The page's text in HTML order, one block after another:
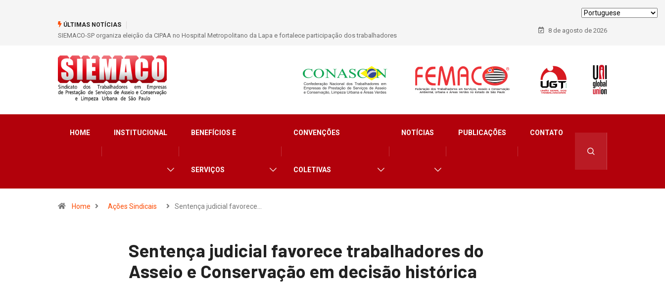
ÚLTIMAS NOTÍCIAS
SIEMACO-SP organiza eleição da CIPAA no Hospital Metropolitano da Lapa e fortalece participação dos trabalhadores
8 de agosto de 2026
HOME INSTITUCIONAL BENEFÍCIOS E
SERVIÇOS
CONVENÇÕES
COLETIVAS
NOTÍCIAS PUBLICAÇÕES CONTATO
Home Ações Sindicais Sentença judicial favorece…
Sentença judicial favorece trabalhadores do
Asseio e Conservação em decisão histórica